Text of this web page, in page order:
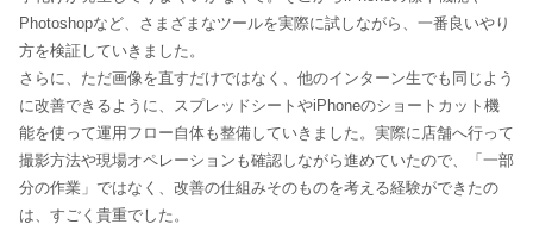
Photoshopなど、さまざまなツールを実際に試しながら、一番良いやり
方を検証していきました。
さらに、ただ画像を直すだけではなく、他のインターン生でも同じよう
に改善できるように、スプレッドシートやiPhoneのショートカット機
能を使って運用フロー自体も整備していきました。実際に店舗へ行って
撮影方法や現場オペレーションも確認しながら進めていたので、「一部
分の作業」ではなく、改善の仕組みそのものを考える経験ができたの
は、すごく貴重でした。